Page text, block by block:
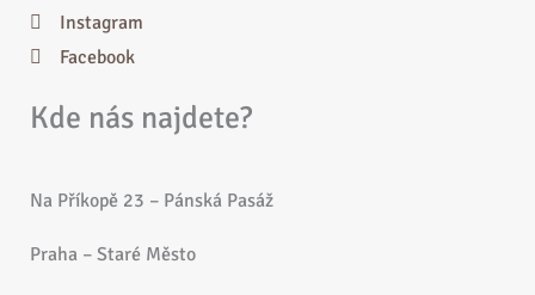
Instagram
Facebook
Kde nás najdete?
Na Příkopě 23 – Pánská Pasáž
Praha – Staré Město